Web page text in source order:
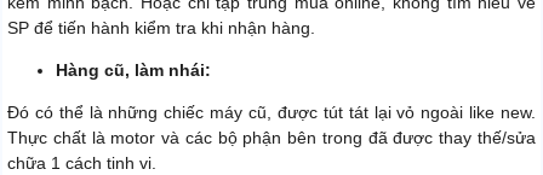
SP để tiến hành kiểm tra khi nhận hàng.
Hàng cũ, làm nhái:
Đó có thể là những chiếc máy cũ, được tút tát lại vỏ ngoài like new.
Thực chất là motor và các bộ phận bên trong đã được thay thế/sửa
chữa 1 cách tinh vi.